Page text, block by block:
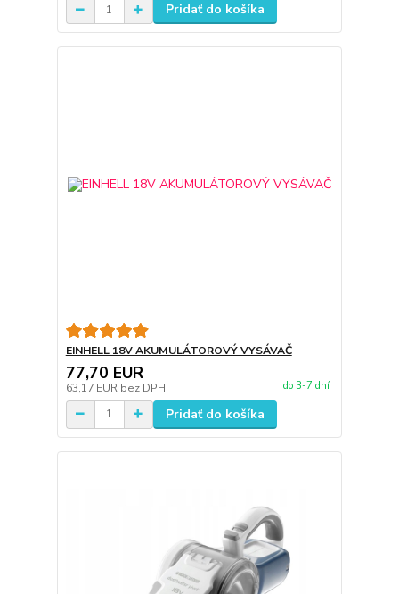
Pridať do košíka
EINHELL 18V AKUMULÁTOROVÝ VYSÁVAČ
77,70 EUR
63,17 EUR bez DPH do 3-7 dní
Pridať do košíka